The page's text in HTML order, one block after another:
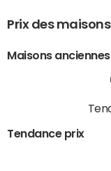
Prix des
Maisons anciennes
Tendance prix